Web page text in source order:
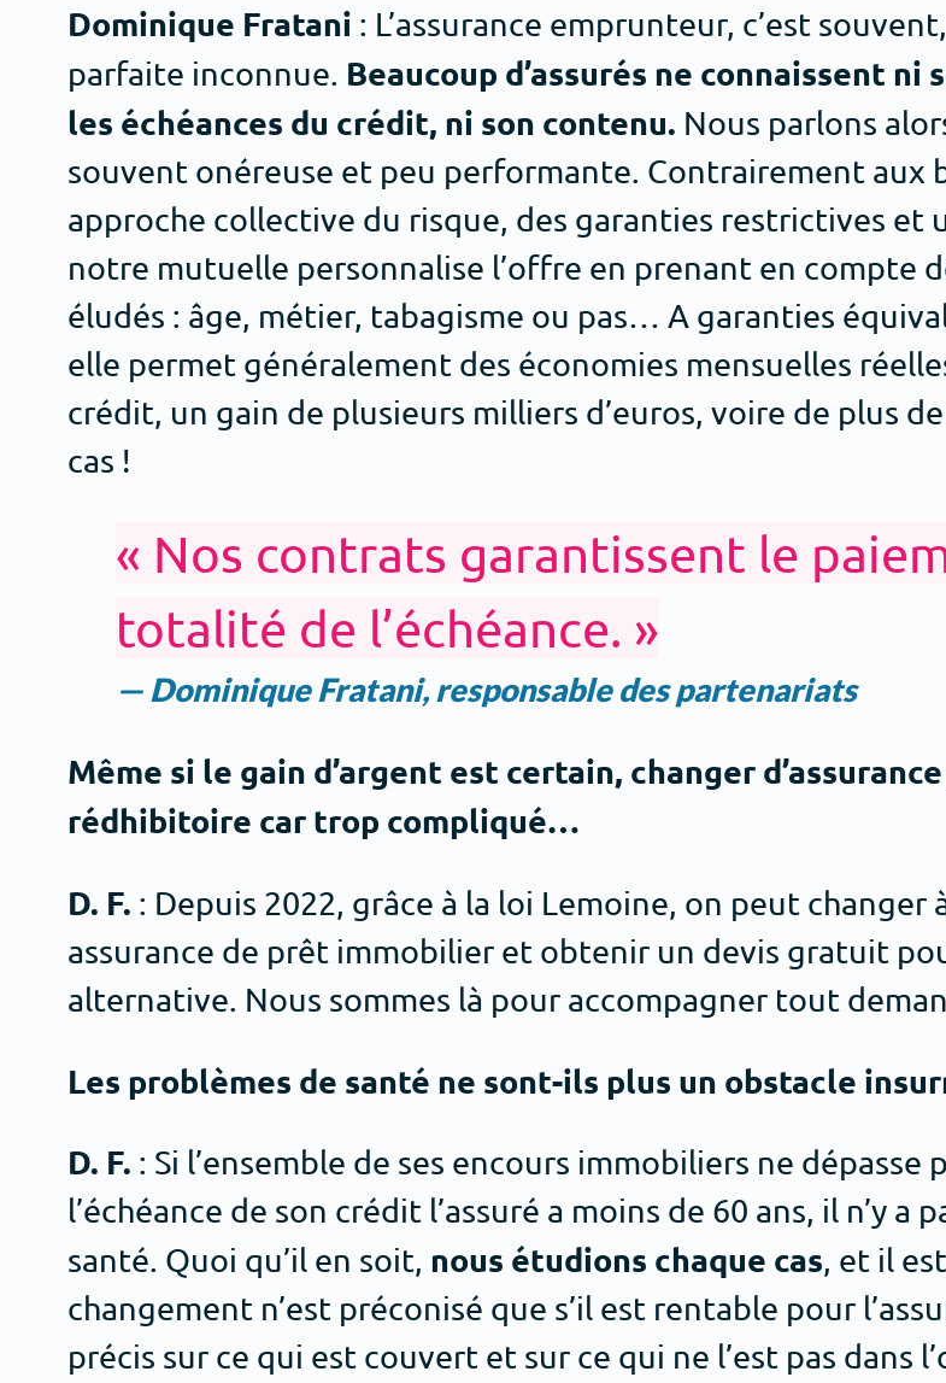
Dominique Fratani : L’assurance emprunteur, c’est
parfaite inconnue. Beaucoup d’assurés ne connaissent ni
les échéances du crédit, ni son contenu. Nous parlons
souvent onéreuse et peu performante. Contrairement aux
approche collective du risque, des garanties restrictives et
notre mutuelle personnalise l’offre en prenant en compte
éludés : âge, métier, tabagisme ou pas… A garanties
elle permet généralement des économies mensuelles
crédit, un gain de plusieurs milliers d’euros, voire de plus
cas !
« Nos contrats garantissent le
totalité de l’échéance. »
— Dominique Fratani, responsable des partenariats
Même si le gain d’argent est certain, changer
rédhibitoire car trop compliqué…
D. F. : Depuis 2022, grâce à la loi Lemoine, on peut
assurance de prêt immobilier et obtenir un devis gratuit
alternative. Nous sommes là pour accompagner tout
Les problèmes de santé ne sont-ils plus un obstacle
D. F. : Si l’ensemble de ses encours immobiliers ne dépasse
l’échéance de son crédit l’assuré a moins de 60 ans, il n’y a
santé. Quoi qu’il en soit, nous étudions chaque cas, et il
changement n’est préconisé que s’il est rentable pour
précis sur ce qui est couvert et sur ce qui ne l’est pas dans